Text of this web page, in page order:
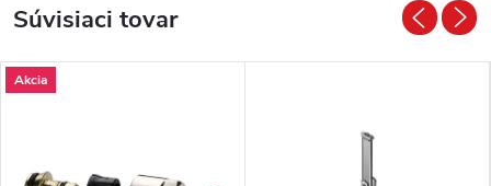
Súvisiaci tovar
Akcia